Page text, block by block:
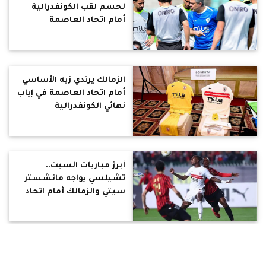
لحسم لقب الكونفدرالية
أمام اتحاد العاصمة
الزمالك يرتدي زيه الأساسي
أمام اتحاد العاصمة في إياب
نهائي الكونفدرالية
أبرز مباريات السبت..
تشيلسي يواجه مانشستر
سيتي والزمالك أمام اتحاد